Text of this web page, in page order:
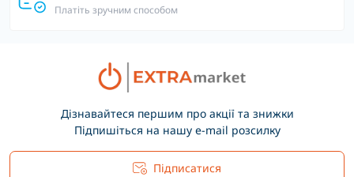
Платіть зручним способом
Дізнавайтеся першим про акції та знижки
Підпишіться на нашу e-mail розсилку
Підписатися